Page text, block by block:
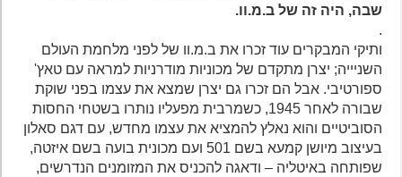
שבה, היה זה של ב.מ.וו.
ותיקי המבקרים עוד זכרו את ב.מ.וו של לפני מלחמת העולם
השניייה; יצרן מתקדם של מכוניות מודרניות למראה עם טאץ'
ספורטיבי. אבל הם זכרו גם יצרן שמצא את עצמו בפני שוקת
שבורה לאחר 1945, כשמרבית מפעליו נותרו בשטחי החסות
הסוביטיים והוא נאלץ להמציא את עצמו מחדש, עם דגם סאלון
בעיצוב מיושן קמעא בשם 501 ועם מכונית בועה בשם איזטה,
שפותחה באיטליה – ודאגה להכניס את המזומנים הנדרשים,